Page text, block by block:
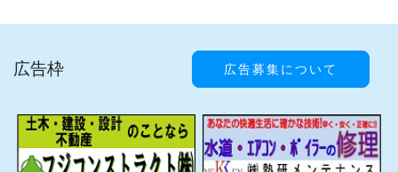
広告枠 広告募集について